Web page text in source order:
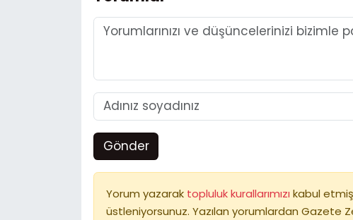
Gönder
Yorum yazarak topluluk kurallarımızı kabul
üstleniyorsunuz. Yazılan yorumlardan Gazete